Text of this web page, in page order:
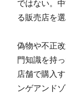
ではない。
る販売店を
偽物や不正
門知識を持
店舗で購入
ンゲアンド